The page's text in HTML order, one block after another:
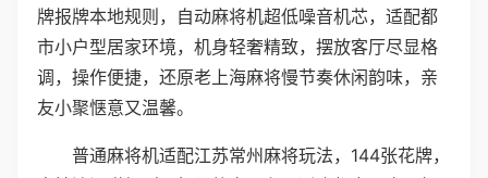
牌报牌本地规则，自动麻将机超低噪音机芯，适配都
市小户型居家环境，机身轻奢精致，摆放客厅尽显格
调，操作便捷，还原老上海麻将慢节奏休闲韵味，亲
友小聚惬意又温馨。
普通麻将机适配江苏常州麻将玩法，144张花牌，